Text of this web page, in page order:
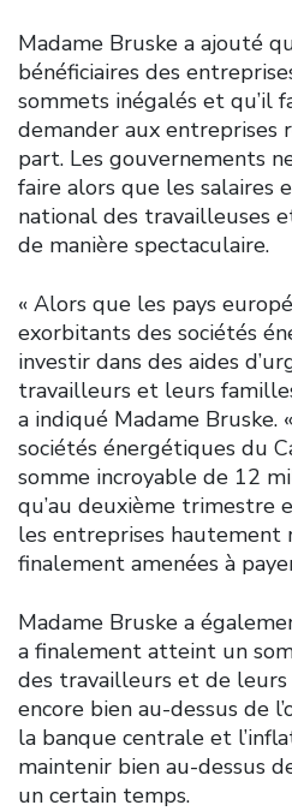
Madame Bruske a ajouté
bénéficiaires des
sommets inégalés et qu’il
demander aux entreprises
part. Les gouvernements
faire alors que les salaires
national des travailleuses
de manière spectaculaire.
« Alors que les pays
exorbitants des sociétés
investir dans des aides
travailleurs et leurs
a indiqué Madame Bruske.
sociétés énergétiques du
somme incroyable de 12
qu’au deuxième trimestre
les entreprises hautement
finalement amenées à
Madame Bruske a
a finalement atteint un
des travailleurs et de
encore bien au-dessus de
la banque centrale et
maintenir bien au-dessus
un certain temps.